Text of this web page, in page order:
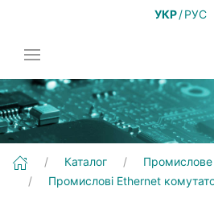
УКР / РУС
Каталог
Промислові Ethernet